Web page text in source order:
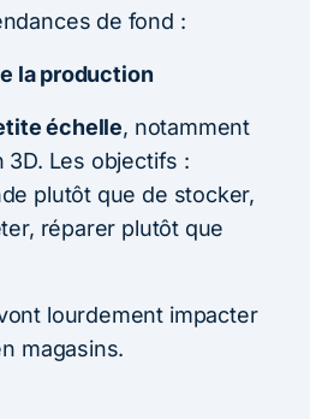
de fond :
la production
échelle, notamment
3D. Les objectifs :
plutôt que de stocker,
réparer plutôt que
lourdement impacter
magasins.